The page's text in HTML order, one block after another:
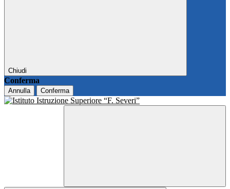
Chiudi
Conferma
Annulla Conferma